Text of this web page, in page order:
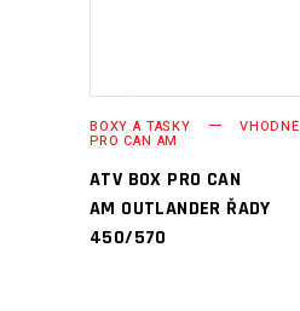
BOXY A TAŠKY VHODNÉ
PRO CAN AM
ATV BOX PRO CAN
AM OUTLANDER ŘADY
450/570